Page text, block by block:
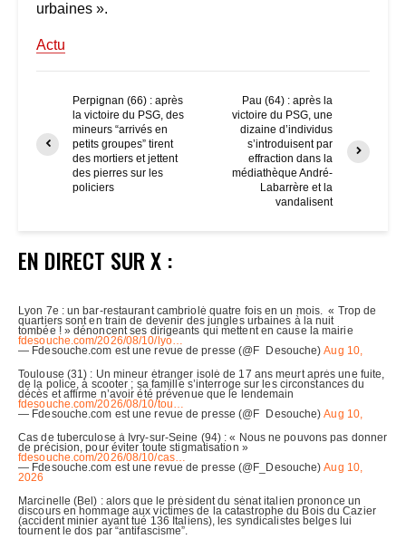
urbaines ».
Actu
Perpignan (66) : après
la victoire du PSG, des
mineurs “arrivés en
petits groupes” tirent
des mortiers et jettent
des pierres sur les
policiers
Pau (64) : après la
victoire du PSG, une
dizaine d’individus
s’introduisent par
effraction dans la
médiathèque André-
Labarrère et la
vandalisent
EN DIRECT SUR X :